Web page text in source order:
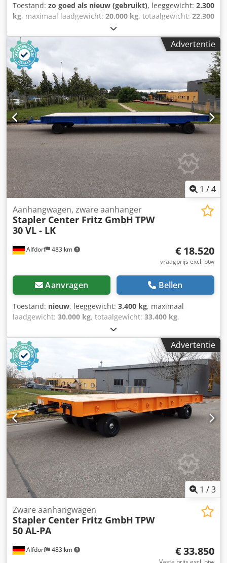
Toestand: zo goed als nieuw (gebruikt), leeggewicht: 2.300
kg, maximaal laadgewicht: 20.000 kg, totaalgewicht: 22.300
11/2025
5.000 mm, laadruimtebreedte:2.000 mm, bandenmaten:
450x300
, bedrijfsklaar
gewicht:
afmetingen 5000 x 2000 x 610 mm Laadvermogen 20 ton
bij 6 km/u Credpfx Alen D D S Sewsf Sturing:
vierwielbesturing met fuseebesturing en verstelbare
spoorstangen Banden: massiefbanden 450 x 300 op stalen
velgen met conisch lager aan beide zijden, dissel met
gesmede trekhaak 40 mm Dissel met valbeveiliging,
transportbodem uit 40 mm verzonken vurenhout,
geschroefd Aan elke langszijde van het frame
aangegelaste sjorogen voor ladingzekering.
Dubbelwerkend remblok aan het frame gemonteerd.
Advertentie
1 /4
Alfdorf 483 km
Aanhangwagen, zware aanhanger
Stapler Center Fritz GmbH TPW
30 VL - LK
€ 18.520
vraagprijs excl. btw
Aanvragen Bellen
Toestand: nieuw, leeggewicht: 3.400 kg, maximaal
laadgewicht: 30.000 kg, totaalgewicht: 33.400 kg,
6.000 mm, laadruimtebreedte:
mm, bandenmaten:559x300, Bouwjaar:2026, TPW 30 VL -
LK Draaikransbesturing op vooras Naloopas star Lengte
6000 mm Breedte 2200 mm Trekdissel met valbeveiliging
en hoogteverstelling Wielen met massieve banden 559x300
op stalen velgen Aan elke langszijde 5 aanslagblokken voor
ladingsbeveiliging Lakering RAL 2000 blauw Transportvloer
hout 40 mm, verzonken geschroefd #Zwaartransport
#Interne transportsystemen #Zwaartransportaanhangers
6-100 ton #Zwaar transport platformwagens #Platform
zware aanhanger #Alle wielen besturing #Transportwagen
Csdpfx Ashbmu Ielwsrf
Advertentie
1 /3
Alfdorf 483 km
Zware aanhangwagen
Stapler Center Fritz GmbH TPW
50 AL-PA
€ 33.850